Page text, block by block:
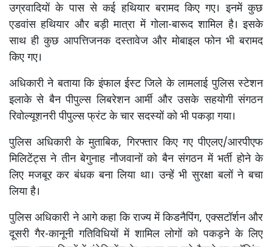
उग्रवादियों के पास से कई हथियार बरामद किए गए। इनमें कुछ
एडवांस हथियार और बड़ी मात्रा में गोला-बारूद शामिल है। इसके
साथ ही कुछ आपत्तिजनक दस्तावेज और मोबाइल फोन भी बरामद
किए गए।
अधिकारी ने बताया कि इंफाल ईस्ट जिले के लामलाई पुलिस स्टेशन
इलाके से बैन पीपुल्स लिबरेशन आर्मी और उसके सहयोगी संगठन
रिवोल्यूशनरी पीपुल्स फ्रंट के चार सदस्यों को भी पकड़ा गया।
पुलिस अधिकारी के मुताबिक, गिरफ्तार किए गए पीएलए/आरपीएफ
मिलिटेंट्स ने तीन बेगुनाह नौजवानों को बैन संगठन में भर्ती होने के
लिए मजबूर कर बंधक बना लिया था। उन्हें भी सुरक्षा बलों ने बचा
लिया है।
पुलिस अधिकारी ने आगे कहा कि राज्य में किडनैपिंग, एक्सटॉर्शन और
दूसरी गैर-कानूनी गतिविधियों में शामिल लोगों को पकड़ने के लिए